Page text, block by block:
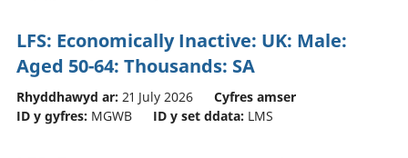
LFS: Economically Inactive: UK: Male:
Aged 50-64: Thousands: SA
Rhyddhawyd ar: 21 July 2026
Cyfres amser
ID y gyfres: MGWB ID y set ddata: LMS